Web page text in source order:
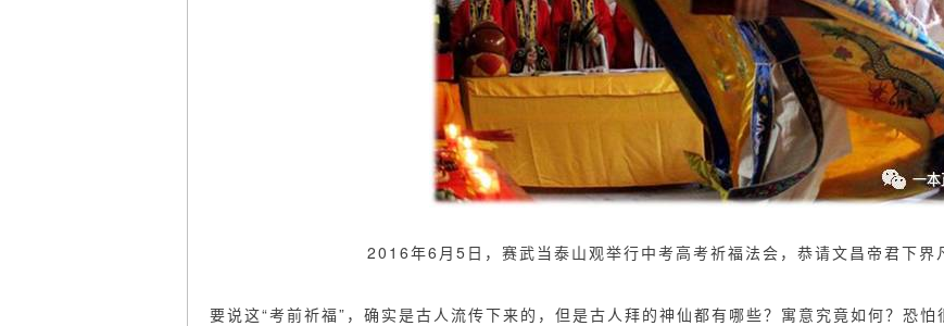
2016年6月5日，赛武当泰山观举行中考高考祈福法会，恭请文昌帝君下界
要说这“考前祈福”，确实是古人流传下来的，但是古人拜的神仙都有哪些？寓意究竟如何？恐怕